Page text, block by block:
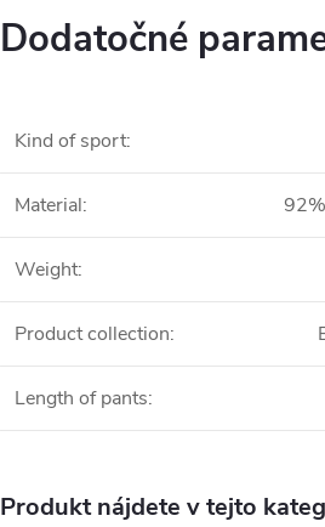
Dodatočné
Kind of sport:
Material:
Weight:
Product collection:
Length of pants:
Produkt nájdete v tejto